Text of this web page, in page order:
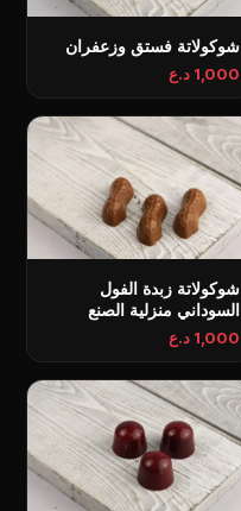
شوكولاتة فستق وزعفران
1,000 د.ع
شوكولاتة زبدة الفول
السوداني منزلية الصنع
1,000 د.ع